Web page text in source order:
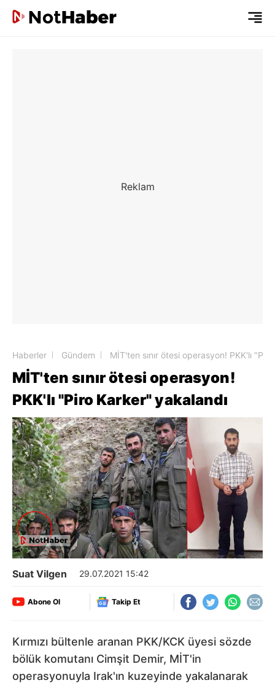
Haberler Gündem MİT'ten sınır ötesi operasyon! PKK'lı
MİT'ten sınır ötesi operasyon!
PKK'lı "Piro Karker" yakalandı
Suat Vilgen 29.07.2021 15:42
Abone Ol Takip Et
Kırmızı bültenle aranan PKK/KCK üyesi sözde
bölük komutanı Cimşit Demir, MİT'in
operasyonuyla Irak'ın kuzeyinde yakalanarak